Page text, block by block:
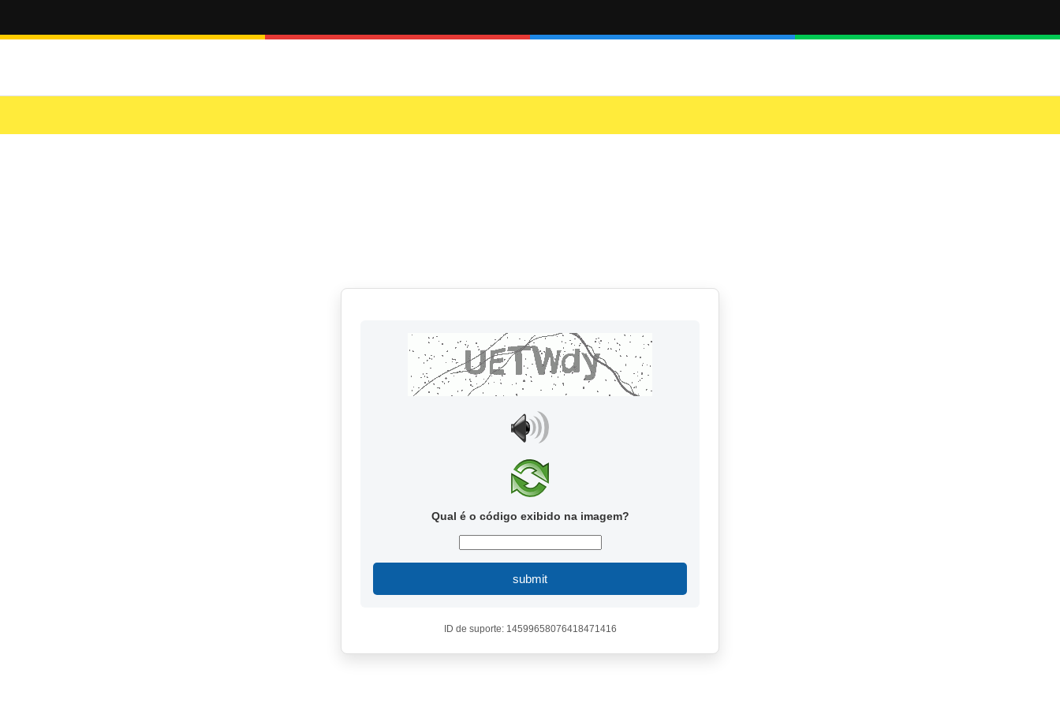
Qual é o código exibido na imagem?
submit
ID de suporte: 14599658076418471416